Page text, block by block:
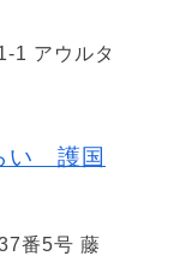
1 アウルタ
い 護国
番5号 藤